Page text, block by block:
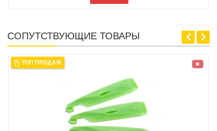
СОПУТСТВУЮЩИЕ ТОВАРЫ
ТОП ПРОДАЖ